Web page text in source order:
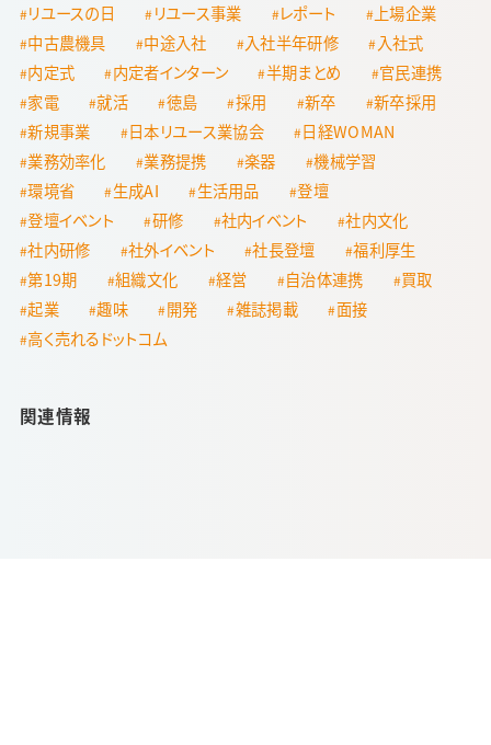
リユースの日
リユース事業 レポート
上場企業
中古農機具
中途入社 入社半年研修
入社式
内定式
内定者インターン 半期まとめ
官民連携
家電
就活 徳島 採用 新卒
新卒採用
新規事業
日本リユース業協会
日経WOMAN
業務効率化
業務提携 楽器
機械学習
環境省
生成AI 生活用品
登壇
登壇イベント
研修 社内イベント
社内文化
社内研修
社外イベント 社長登壇
福利厚生
第19期
組織文化 経営 自治体連携
買取
起業
趣味 開発 雑誌掲載
面接
高く売れるドットコム
関連情報